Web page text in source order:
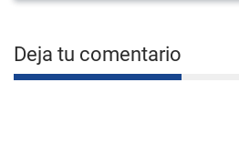
Deja tu comentario